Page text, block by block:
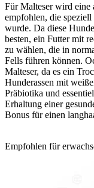
Für Malteser wird eine
empfohlen, die
wurde. Da diese
besten, ein Futter mit
zu wählen, die in
Fells führen können.
Malteser, da es ein
Hunderassen mit
Präbiotika und
Erhaltung einer
Bonus für einen
Empfohlen für